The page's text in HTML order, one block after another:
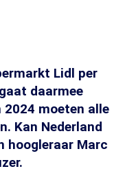
Lidl per
daarmee
2024 moeten alle
Kan Nederland
hoogleraar Marc